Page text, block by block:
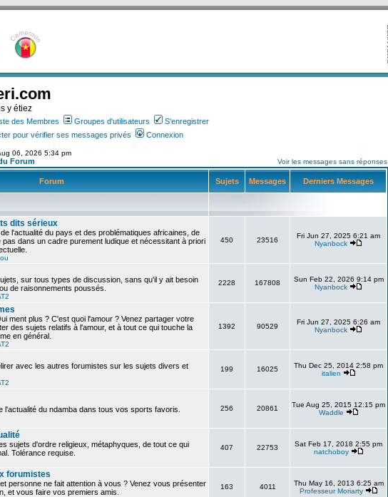
y étiez
des Membres Groupes d'utilisateurs
S'enregistrer
pour vérifier ses messages privés Connexion
06, 2026 5:34 pm
Forum Voir les messages sans réponses
Forum Sujets Messages Derniers Messages
dits sérieux
l'actualité du pays et des problématiques africaines, de
pas dans un cadre purement ludique et nécessitant à priori
450 23516
Fri Jun 27, 2025 6:21 am
Nyanbock
sur tous types de discussion, sans qu'il y ait besoin
de raisonnements poussés.
2228 167808
Sun Feb 22, 2026 9:14 pm
Nyanbock
ment plus ? C'est quoi l'amour ? Venez partager votre
des sujets relatifs à l'amour, et à tout ce qui touche la
en général.
1392 90529
Fri Jun 27, 2025 6:26 am
Nyanbock
avec les autres forumistes sur les sujets divers et
199 16025
Thu Dec 25, 2014 2:58 pm
italien
l'actualité du ndamba dans tous vos sports favoris. 256 20861
Tue Aug 25, 2015 12:15 pm
Waddle
sujets d'ordre religieux, métaphyques, de tout ce qui
Tolérance requise.
407 22753
Sat Feb 17, 2018 2:55 pm
natchoboy
forumistes
personne ne fait attention à vous ? Venez vous présenter
et vous faire vos premiers amis.
163 4011
Thu May 16, 2013 6:25 am
Professeur Moriarty